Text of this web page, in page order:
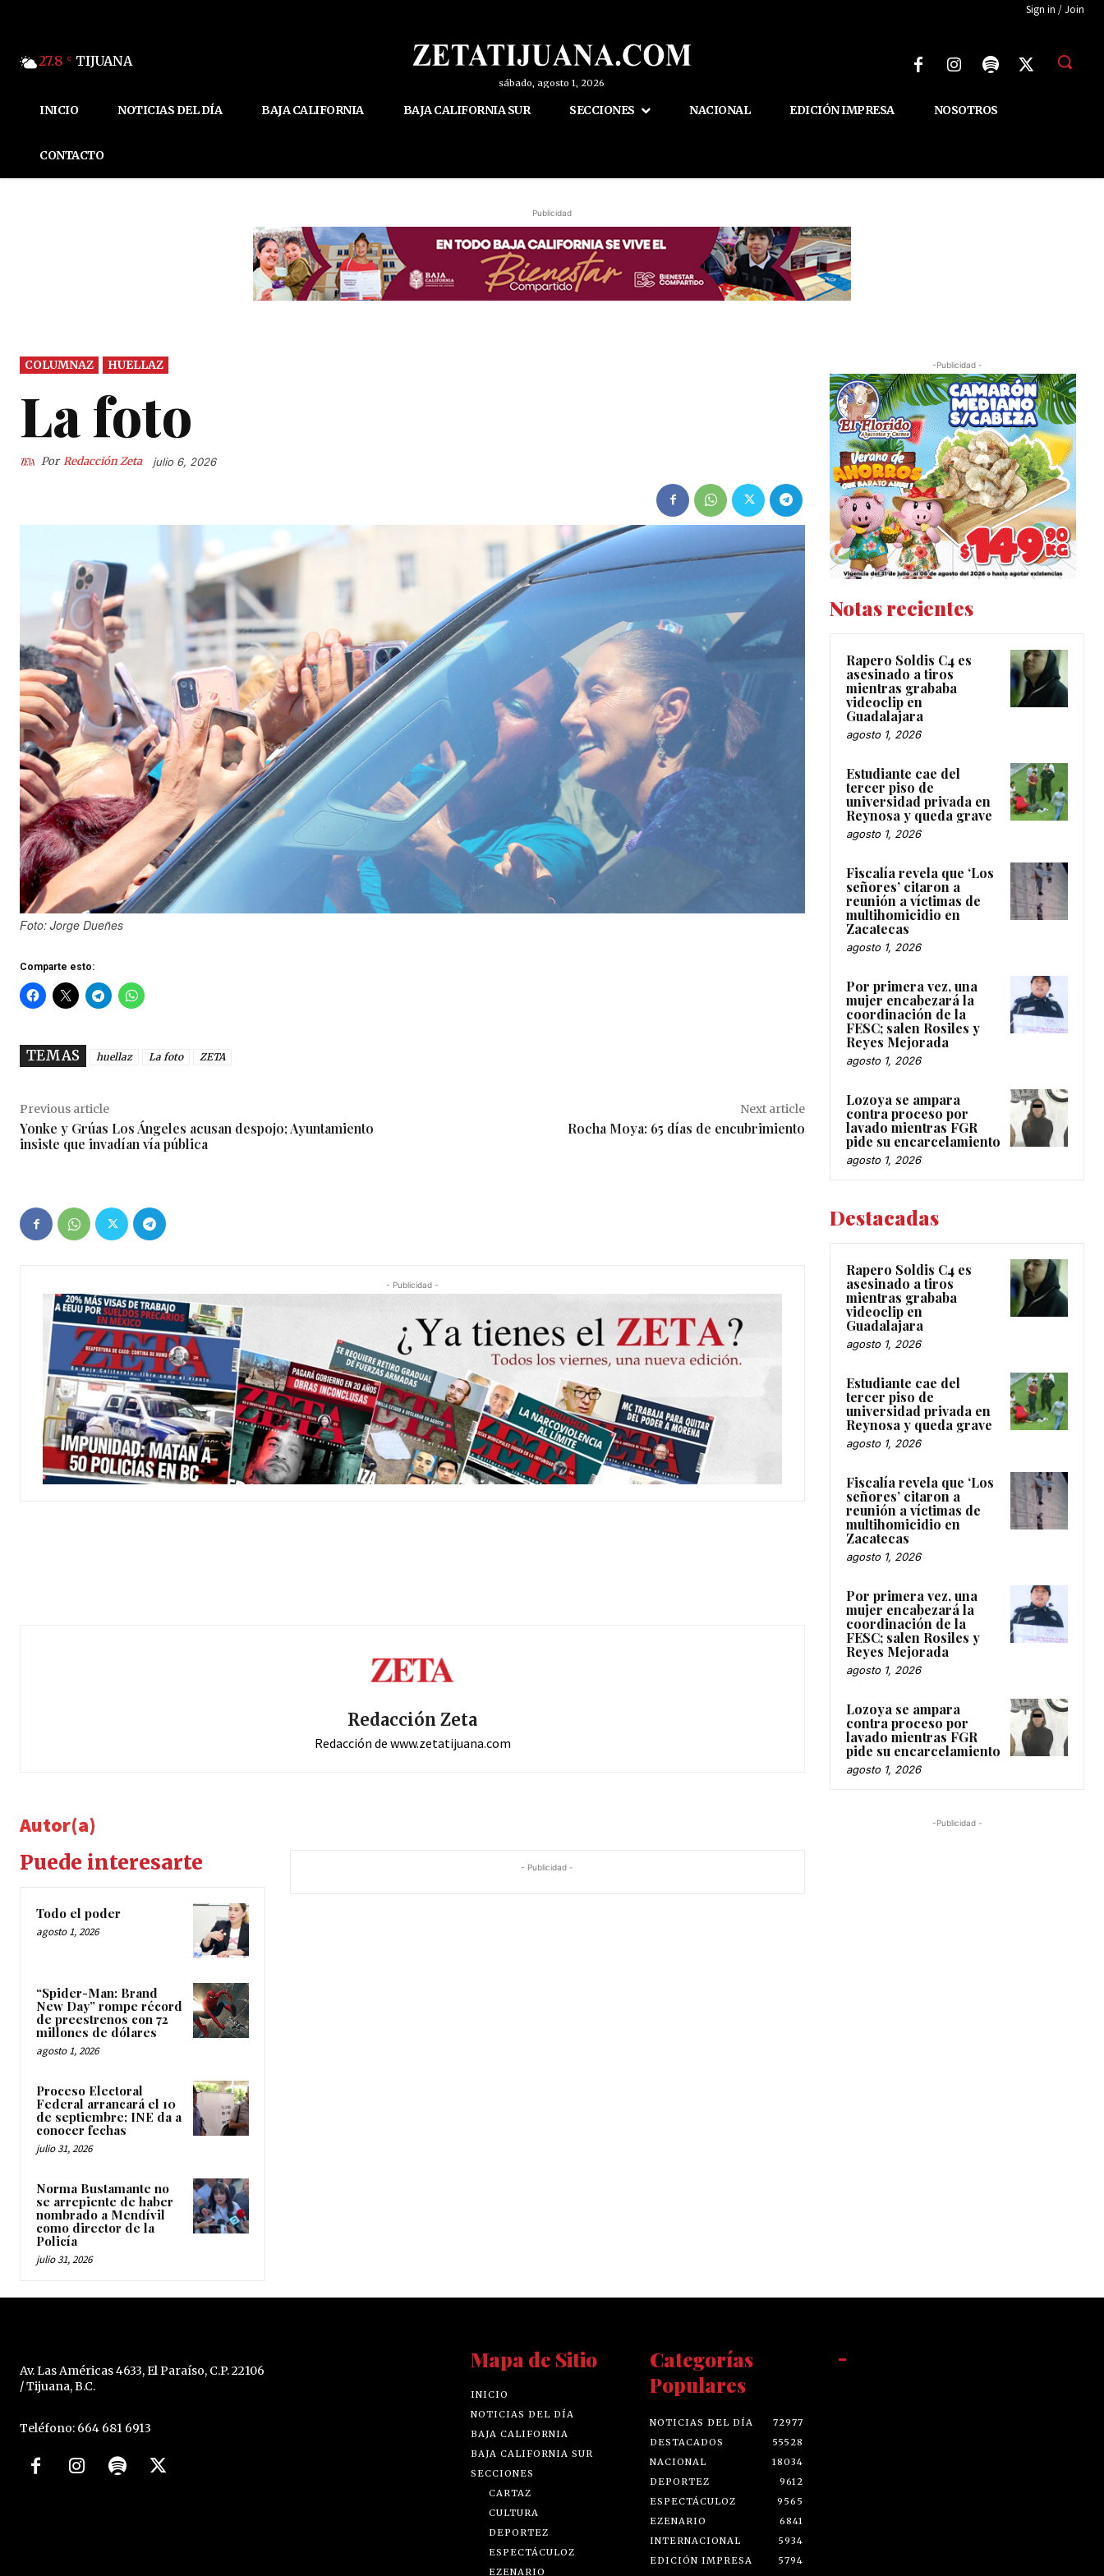
Sign in / Join
27.8 C TIJUANA
sábado, agosto 1, 2026
INICIO NOTICIAS DEL DÍA BAJA CALIFORNIA BAJA CALIFORNIA SUR SECCIONES NACIONAL EDICIÓN IMPRESA NOSOTROS
CONTACTO
Publicidad
COLUMNAZ HUELLAZ
La foto
Por Redacción Zeta julio 6, 2026
Foto: Jorge Dueñes
Comparte esto:
TEMAS huellaz La foto ZETA
Previous article
Yonke y Grúas Los Ángeles acusan despojo; Ayuntamiento
insiste que invadían vía pública
Next article
Rocha Moya: 65 días de encubrimiento
- Publicidad -
Redacción Zeta
Redacción de www.zetatijuana.com
Autor(a)
Puede interesarte
Todo el poder
agosto 1, 2026
“Spider-Man: Brand
New Day” rompe récord
de preestrenos con 72
millones de dólares
agosto 1, 2026
Proceso Electoral
Federal arrancará el 10
de septiembre; INE da a
conocer fechas
julio 31, 2026
Norma Bustamante no
se arrepiente de haber
nombrado a Mendívil
como director de la
Policía
julio 31, 2026
- Publicidad -
-Publicidad -
Notas recientes
Rapero Soldis C4 es
asesinado a tiros
mientras grababa
videoclip en
Guadalajara
agosto 1, 2026
Estudiante cae del
tercer piso de
universidad privada en
Reynosa y queda grave
agosto 1, 2026
Fiscalía revela que ‘Los
señores’ citaron a
reunión a víctimas de
multihomicidio en
Zacatecas
agosto 1, 2026
Por primera vez, una
mujer encabezará la
coordinación de la
FESC; salen Rosiles y
Reyes Mejorada
agosto 1, 2026
Lozoya se ampara
contra proceso por
lavado mientras FGR
pide su encarcelamiento
agosto 1, 2026
Destacadas
Rapero Soldis C4 es
asesinado a tiros
mientras grababa
videoclip en
Guadalajara
agosto 1, 2026
Estudiante cae del
tercer piso de
universidad privada en
Reynosa y queda grave
agosto 1, 2026
Fiscalía revela que ‘Los
señores’ citaron a
reunión a víctimas de
multihomicidio en
Zacatecas
agosto 1, 2026
Por primera vez, una
mujer encabezará la
coordinación de la
FESC; salen Rosiles y
Reyes Mejorada
agosto 1, 2026
Lozoya se ampara
contra proceso por
lavado mientras FGR
pide su encarcelamiento
agosto 1, 2026
-Publicidad -
Av. Las Américas 4633, El Paraíso, C.P. 22106
/ Tijuana, B.C.
Teléfono: 664 681 6913
Mapa de Sitio
INICIO
NOTICIAS DEL DÍA
BAJA CALIFORNIA
BAJA CALIFORNIA SUR
SECCIONES
CARTAZ
CULTURA
DEPORTEZ
ESPECTÁCULOZ
EZENARIO
Categorías
Populares
NOTICIAS DEL DÍA
72977
DESTACADOS
55528
NACIONAL
18034
DEPORTEZ
9612
ESPECTÁCULOZ
9565
EZENARIO
6841
INTERNACIONAL
5934
EDICIÓN IMPRESA
5794
-